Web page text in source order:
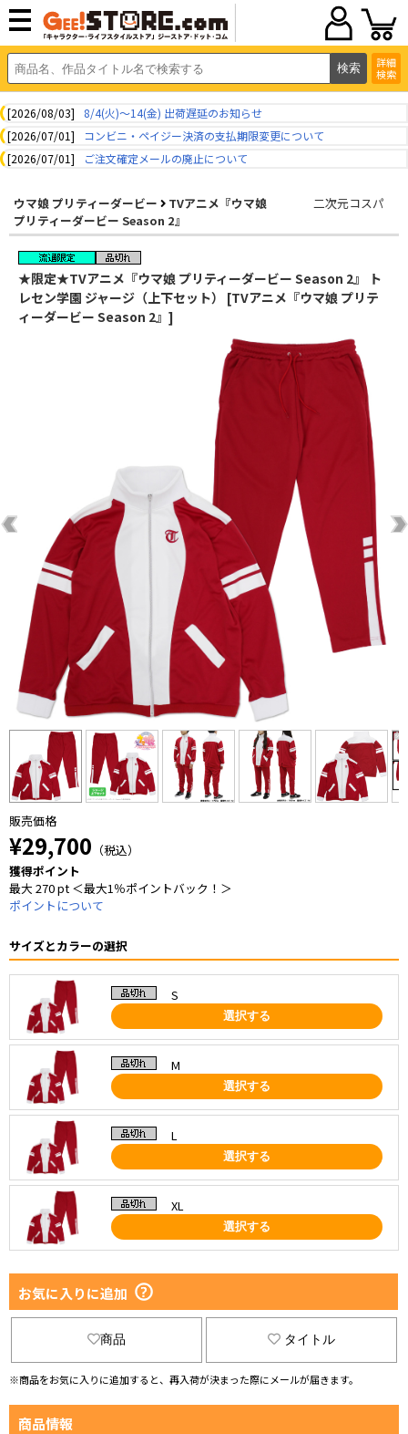
詳細
検索
[2026/08/03]
8/4(火)～14(金) 出荷遅延のお知らせ
[2026/07/01]
コンビニ・ペイジー決済の支払期限変更について
[2026/07/01]
ご注文確定メールの廃止について
ウマ娘 プリティーダービー
TVアニメ『ウマ娘
プリティーダービー Season 2』
二次元コスパ
★限定★TVアニメ『ウマ娘 プリティーダービー Season 2』 ト
レセン学園 ジャージ（上下セット） [TVアニメ『ウマ娘 プリテ
ィーダービー Season 2』]
販売価格
¥29,700 （税込）
獲得ポイント
最大 270 pt ＜最大1％ポイントバック！＞
ポイントについて
サイズとカラーの選択
S
選択する
M
選択する
L
選択する
XL
選択する
お気に入りに追加
商品 タイトル
※商品をお気に入りに追加すると、再入荷が決まった際にメールが届きます。
商品情報